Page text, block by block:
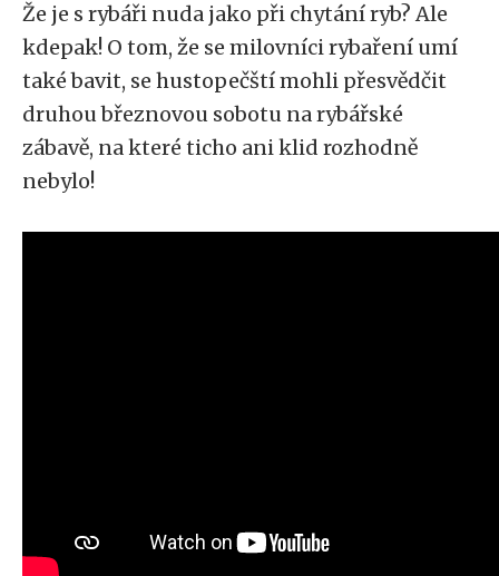
Že je s rybáři nuda jako při chytání ryb? Ale
kdepak! O tom, že se milovníci rybaření umí
také bavit, se hustopečští mohli přesvědčit
druhou březnovou sobotu na rybářské
zábavě, na které ticho ani klid rozhodně
nebylo!